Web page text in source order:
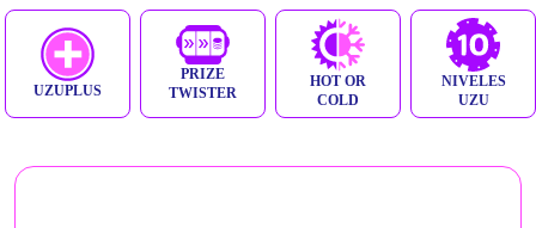
UZUPLUS
PRIZE
TWISTER
HOT OR
COLD
NIVELES
UZU